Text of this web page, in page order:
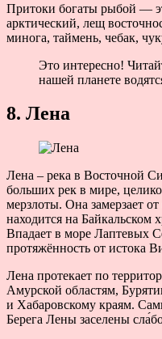
Притоки богаты рыбой —
арктический, лещ
минога, таймень, чебак,
Это интересно!
нашей планете
8. Лена
Лена – река в Восточной
больших рек в мире,
мерзлоты. Она замерзает
находится на Байкальском
Впадает в море Лаптевых
протяжённость от истока
Лена протекает по
Амурской областям,
и Хабаровскому краям.
Берега Лены заселены